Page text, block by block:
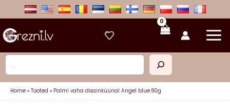
Otsi
Home Tooted Palmi vaha disainküünal Angel blue 80g